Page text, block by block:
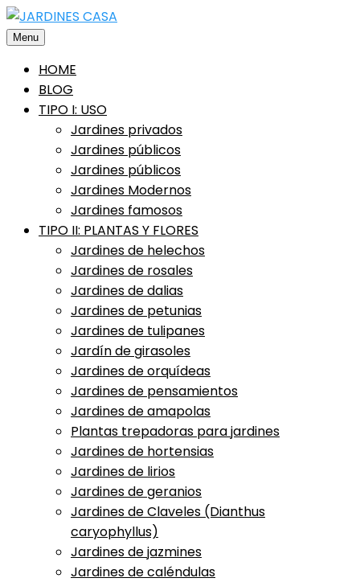
Saltar
alMenu
HOME
BLOG
TIPO I: USO
Jardines privados
Jardines públicos
Jardines públicos
Jardines Modernos
Jardines famosos
TIPO II: PLANTAS Y FLORES
Jardines de helechos
Jardines de rosales
Jardines de dalias
Jardines de petunias
Jardines de tulipanes
Jardín de girasoles
Jardines de orquídeas
Jardines de pensamientos
Jardines de amapolas
Plantas trepadoras para jardines
Jardines de hortensias
Jardines de lirios
Jardines de geranios
Jardines de Claveles (Dianthus
caryophyllus)
Jardines de jazmines
Jardines de caléndulas